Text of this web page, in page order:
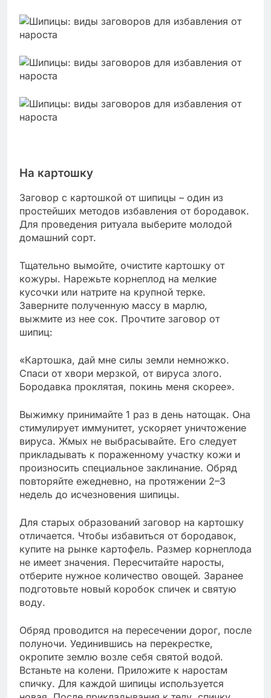
На картошку
Заговор с картошкой от шипицы – один из
простейших методов избавления от бородавок.
Для проведения ритуала выберите молодой
домашний сорт.
Тщательно вымойте, очистите картошку от
кожуры. Нарежьте корнеплод на мелкие
кусочки или натрите на крупной терке.
Заверните полученную массу в марлю,
выжмите из нее сок. Прочтите заговор от
шипиц:
«Картошка, дай мне силы земли немножко.
Спаси от хвори мерзкой, от вируса злого.
Бородавка проклятая, покинь меня скорее».
Выжимку принимайте 1 раз в день натощак. Она
стимулирует иммунитет, ускоряет уничтожение
вируса. Жмых не выбрасывайте. Его следует
прикладывать к пораженному участку кожи и
произносить специальное заклинание. Обряд
повторяйте ежедневно, на протяжении 2–3
недель до исчезновения шипицы.
Для старых образований заговор на картошку
отличается. Чтобы избавиться от бородавок,
купите на рынке картофель. Размер корнеплода
не имеет значения. Пересчитайте наросты,
отберите нужное количество овощей. Заранее
подготовьте новый коробок спичек и святую
воду.
Обряд проводится на пересечении дорог, после
полуночи. Уединившись на перекрестке,
окропите землю возле себя святой водой.
Встаньте на колени. Приложите к наростам
спичку. Для каждой шипицы используется